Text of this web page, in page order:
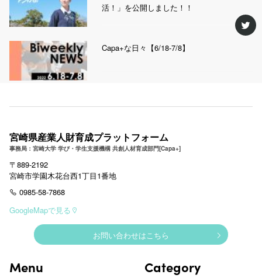
活！」を公開しました！！
Capa+な日々【6/18-7/8】
宮崎県産業人財育成プラットフォーム
事務局：宮崎大学 学び・学生支援機構 共創人材育成部門[Capa+]
〒889-2192
宮崎市学園木花台西1丁目1番地
0985-58-7868
GoogleMapで見る
お問い合わせはこちら
Menu Category